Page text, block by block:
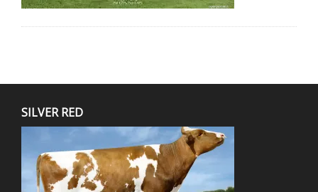
SILVER RED